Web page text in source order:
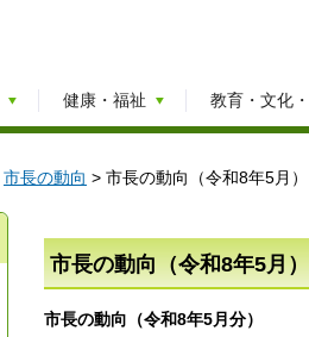
健康・福祉 教育・文化・
市長の動向 > 市長の動向（令和8年5月）
市長の動向（令和8年5月）
市長の動向（令和8年5月分）